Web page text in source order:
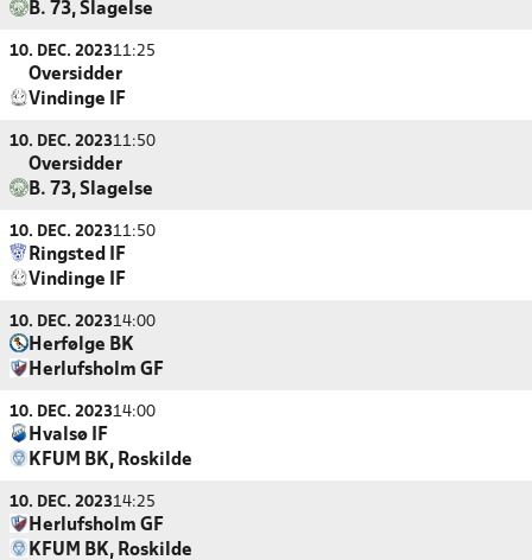
B. 73, Slagelse
10. DEC. 202311:25
Oversidder
Vindinge IF
10. DEC. 202311:50
Oversidder
B. 73, Slagelse
10. DEC. 202311:50
Ringsted IF
Vindinge IF
10. DEC. 202314:00
Herfølge BK
Herlufsholm GF
10. DEC. 202314:00
Hvalsø IF
KFUM BK, Roskilde
10. DEC. 202314:25
Herlufsholm GF
KFUM BK, Roskilde